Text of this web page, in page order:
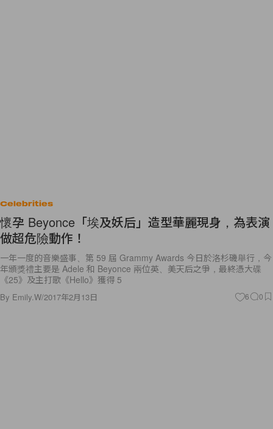
Celebrities
懷孕 Beyonce「埃及妖后」造型華麗現身，為表演
做超危險動作！
一年一度的音樂盛事、第 59 屆 Grammy Awards 今日於洛杉磯舉行，今
年頒獎禮主要是 Adele 和 Beyonce 兩位英、美天后之爭，最終憑大碟
《25》及主打歌《Hello》獲得 5
By Emily.W/2017年2月13日 6 0